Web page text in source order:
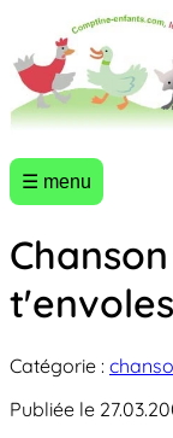
☰ menu
t'envoles
Catégorie :
Publiée le